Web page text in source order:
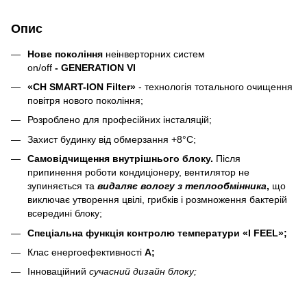
Опис
Нове покоління неінверторних систем
on/off - GENERATION VI
«CH SMART-ION Filter» - технологія тотального очищення
повітря нового покоління;
Розроблено для професійних інсталяцій;
Захист будинку від обмерзання +8°C;
Самовідчищення внутрішнього блоку. Після
припинення роботи кондиціонеру, вентилятор не
зупиняється та видаляє вологу з теплообмінника, що
виключає утворення цвілі, грибків і розмноження бактерій
всередині блоку;
Спеціальна функція контролю температури «I FEEL»;
Клас енергоефективності А;
Інноваційний сучасний дизайн блоку;